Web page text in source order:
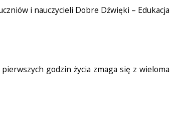
i nauczycieli Dobre Dźwięki – Edukacja
godzin życia zmaga się z wieloma